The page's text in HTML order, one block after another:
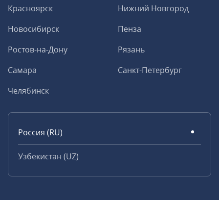
Красноярск
Нижний Новгород
Новосибирск
Пенза
Ростов-на-Дону
Рязань
Самара
Санкт-Петербург
Челябинск
Россия (RU)
Узбекистан (UZ)